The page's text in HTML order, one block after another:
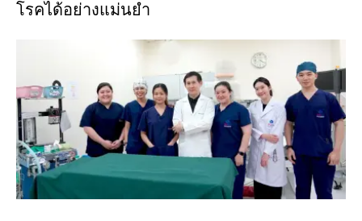
โรคได้อย่างแม่นยำ